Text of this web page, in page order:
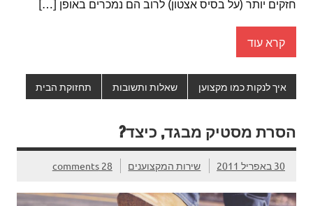
חזקים יותר (על בסיס אצטון) לרוב הם נמכרים באופן […]
קרא עוד
איך לנקות כמו מקצוען שאלות ותשובות תחזוקת הבית
הסרת מסטיק מבגד, כיצד?
30 באפריל 2011 שירות המקצוענים 28 comments